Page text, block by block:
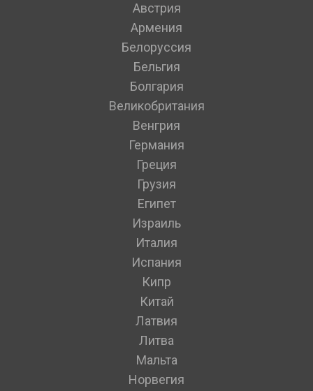
Австрия
Армения
Белоруссия
Бельгия
Болгария
Великобритания
Венгрия
Германия
Греция
Грузия
Египет
Израиль
Италия
Испания
Кипр
Китай
Латвия
Литва
Мальта
Норвегия